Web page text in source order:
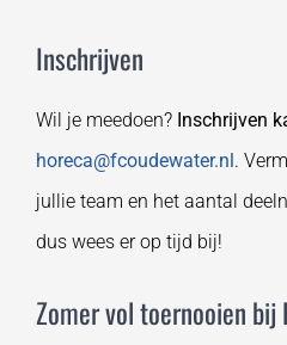
Inschrijven
Wil je meedoen? Inschrijven
horeca@fcoudewater.nl.
jullie team en het aantal
dus wees er op tijd bij!
Zomer vol toernooien bij